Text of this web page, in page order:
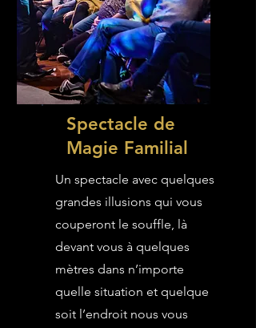
Spectacle de
Magie Familial
Un spectacle avec quelques
grandes illusions qui vous
couperont le souffle, là
devant vous à quelques
mètres dans n’importe
quelle situation et quelque
soit l’endroit nous vous